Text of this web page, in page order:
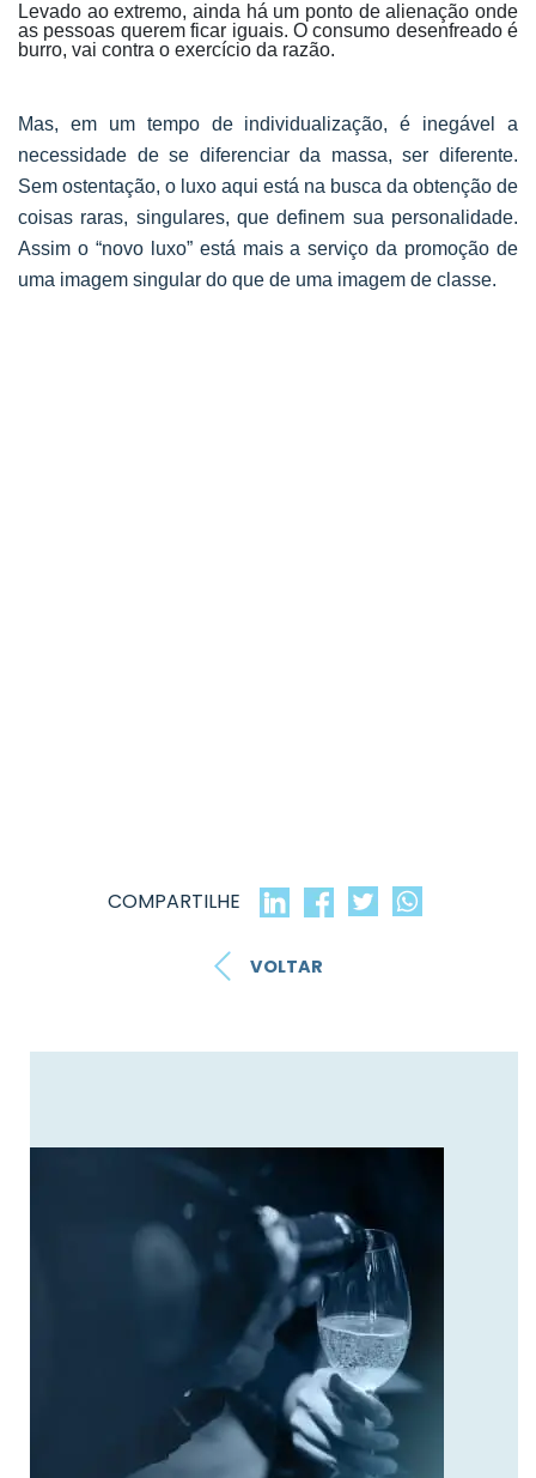
Levado ao extremo, ainda há um ponto de alienação onde
as pessoas querem ficar iguais. O consumo desenfreado é
burro, vai contra o exercício da razão.
Mas, em um tempo de individualização, é inegável a
necessidade de se diferenciar da massa, ser diferente.
Sem ostentação, o luxo aqui está na busca da obtenção de
coisas raras, singulares, que definem sua personalidade.
Assim o “novo luxo” está mais a serviço da promoção de
uma imagem singular do que de uma imagem de classe.
COMPARTILHE
VOLTAR